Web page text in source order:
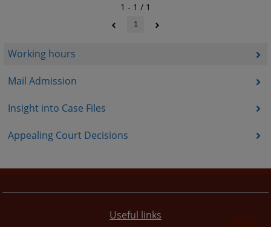
Working hours
Mail Admission
Insight into Case Files
Appealing Court Decisions
1 - 1 / 1
1
Useful links